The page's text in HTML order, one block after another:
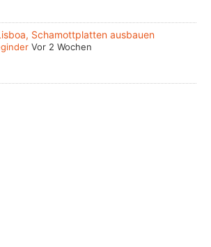
Schamottplatten ausbauen
Vor 2 Wochen